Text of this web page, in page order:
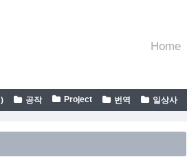
Home
공작 Project 번역 일상사